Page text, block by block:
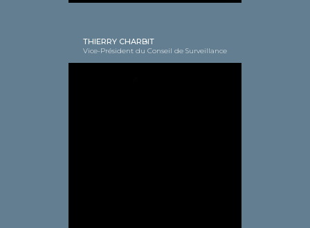
THIERRY CHARBIT
Vice-Président du Conseil de Surveillance